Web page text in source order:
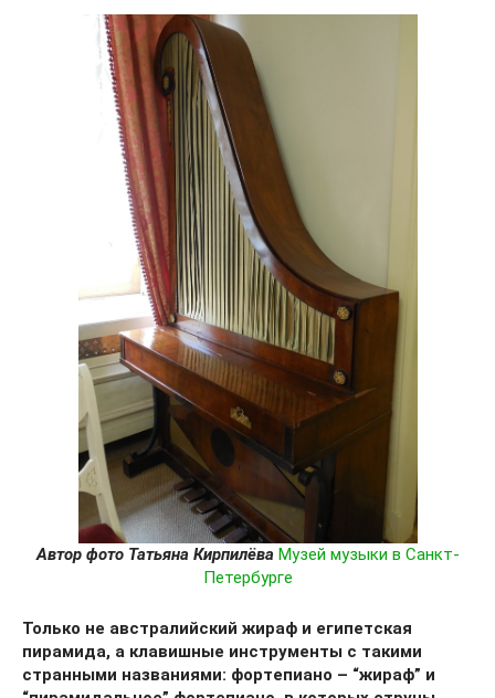
Автор фото Татьяна Кирпилёва Музей музыки в Санкт-
Петербурге
Только не австралийский жираф и египетская
пирамида, а клавишные инструменты с такими
странными названиями: фортепиано – “жираф” и